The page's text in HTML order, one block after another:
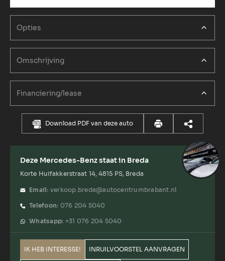
Opties
Omschrijving
Financiering/lease
Download PDF van deze auto
Deze Mercedes-Benz staat in Breda
Korte Huifakkerstraat 14, 4815 PS, Breda
Email: verkoop.breda@autocentrumbrabant.nl
Telefoon: 076 204 5040
Whatsapp: +31 076 204 5040
IK HEB INTERESSE! INRUILVOORSTEL AANVRAGEN